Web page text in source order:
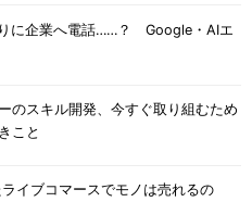
に企業へ電話……？ Google・AIエ
のスキル開発、今すぐ取り組むため
こと
イブコマースでモノは売れるの